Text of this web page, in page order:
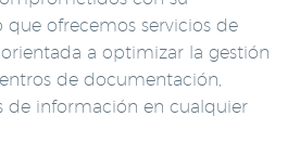
ofrecemos servicios de
a optimizar la gestión
de documentación,
de información en cualquier